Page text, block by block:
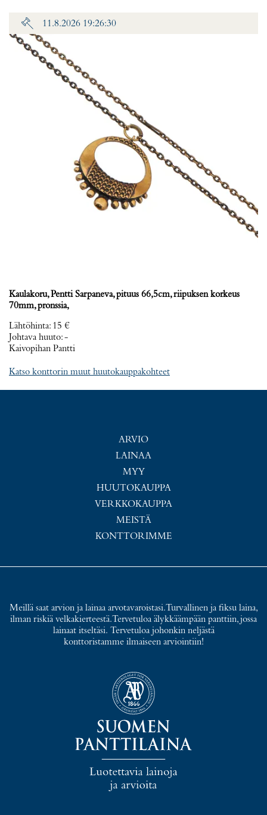
11.8.2026 19:26:30
Kaulakoru, Pentti Sarpaneva, pituus 66,5cm, riipuksen korkeus
70mm, pronssia,
Lähtöhinta: 15 €
Johtava huuto:-
Kaivopihan Pantti
Katso konttorin muut huutokauppakohteet
ARVIO
LAINAA
MYY
HUUTOKAUPPA
VERKKOKAUPPA
MEISTÄ
KONTTORIMME
Meillä saat arvion ja lainaa arvotavaroistasi. Turvallinen ja fiksu laina,
ilman riskiä velkakierteestä. Tervetuloa älykkäämpään panttiin, jossa
lainaat itseltäsi. Tervetuloa johonkin neljästä
konttoristamme ilmaiseen arviointiin!